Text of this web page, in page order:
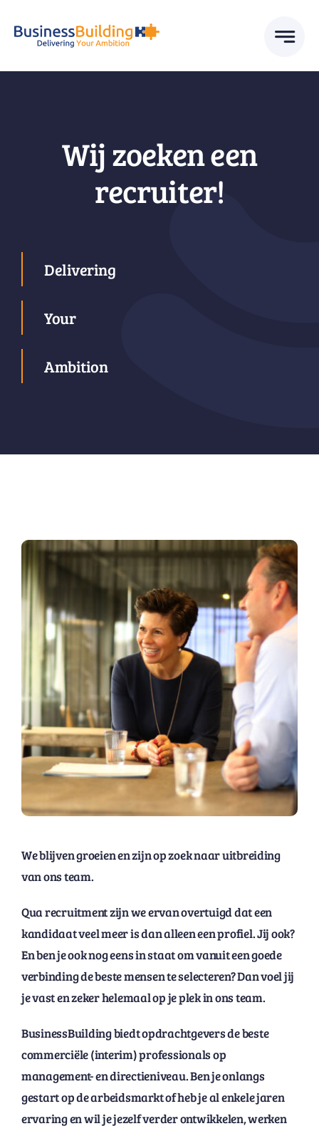
Wij zoeken een
recruiter!
Delivering
Your
Ambition
We blijven groeien en zijn op zoek naar uitbreiding
van ons team.
Qua recruitment zijn we ervan overtuigd dat een
kandidaat veel meer is dan alleen een profiel. Jij ook?
En ben je ook nog eens in staat om vanuit een goede
verbinding de beste mensen te selecteren? Dan voel jij
je vast en zeker helemaal op je plek in ons team.
BusinessBuilding biedt opdrachtgevers de beste
commerciële (interim) professionals op
management- en directieniveau. Ben je onlangs
gestart op de arbeidsmarkt of heb je al enkele jaren
ervaring en wil je jezelf verder ontwikkelen, werken